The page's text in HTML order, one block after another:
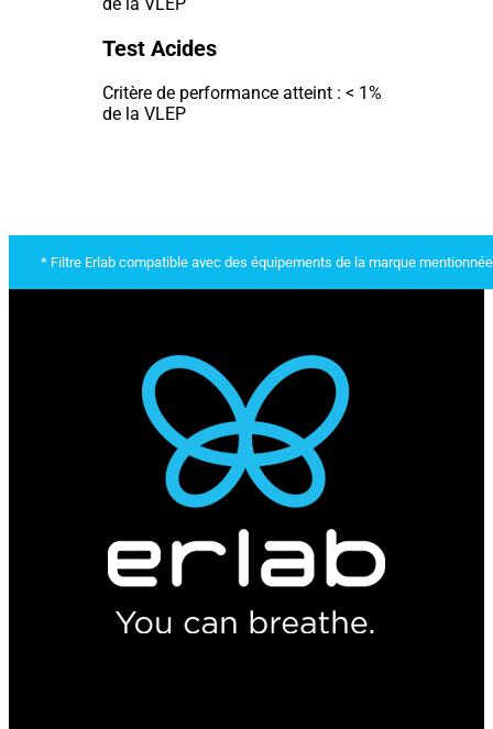
de la VLEP
Test Acides
Critère de performance atteint : < 1%
de la VLEP
* Filtre Erlab compatible avec des équipements de la marque